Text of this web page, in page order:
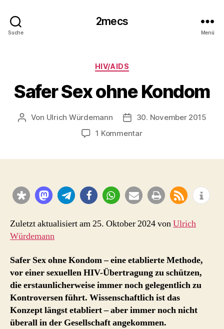
Suche
2mecs
Menü
Kategorien
HIV/AIDS
Safer Sex ohne Kondom
Beitragsautor
Von Ulrich Würdemann Beitragsdatum
30. November 2015
1 Kommentarzu
Zuletzt aktualisiert am 25. Oktober 2024 vonUlrich
Würdemann
Safer Sex ohne Kondom – eine etablierte Methode,
vor einer sexuellen HIV-Übertragung zu schützen,
die erstaunlicherweise immer noch gelegentlich zu
Kontroversen führt. Wissenschaftlich ist das
Konzept längst etabliert – aber immer noch nicht
überall in der Gesellschaft angekommen.